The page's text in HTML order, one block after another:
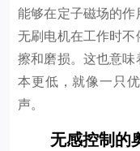
能够在定子磁场的作
无刷电机在工作时
擦和磨损。这也意
本更低，就像一只
声。
无感控制的